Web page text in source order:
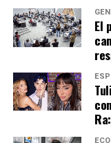
familia. (Foto:
Al finalizar la
unhelicóptero
unadespedida
hotel del centro de
El